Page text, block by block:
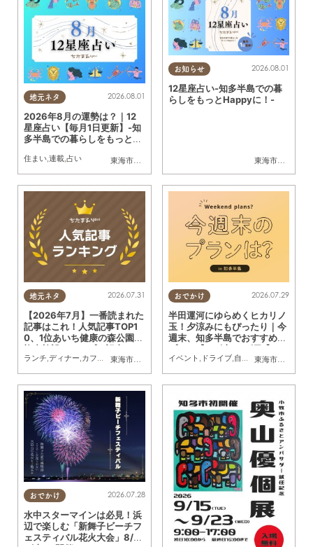
地元ネタ
東海市
, 大府市 半田市,常滑市
2026.08.01
2026年8月の運勢は？｜12
星座占い【毎月1日更新】-知
多半島での暮らしをもっとH
住まい,連載,占い
お知らせ
東海市大府市
2026.08.01
12星座占い-知多半島での暮
らしをもっとHappyに！-
地元ネタ
東海市
,大府市 知多市,東浦町 ,阿久比町 ,半田市,常滑市
2026.07.31
【2026年7月】一番読まれた
記事はこれ！人気記事TOP1
0、1位あいち健康の森公園内
複合施設のオープン記事
ランチ,ディナー,カフェ スイーツ 観光,まとめ記事
おでかけ
東海市
,大府市
2026.07.29
半田運河にゆらめくヒカリノ
玉！夕涼みにもぴったり｜今
週末、知多半島でおすすめの
プラン【8/1(土)・2(日)】
イベント , ドライブ,自然 まちネタ
おでかけ 2026.07.28
水中スターマインは必見！浜
辺で楽しむ「新舞子ビーチフ
ェスティバル花火大会」8/2